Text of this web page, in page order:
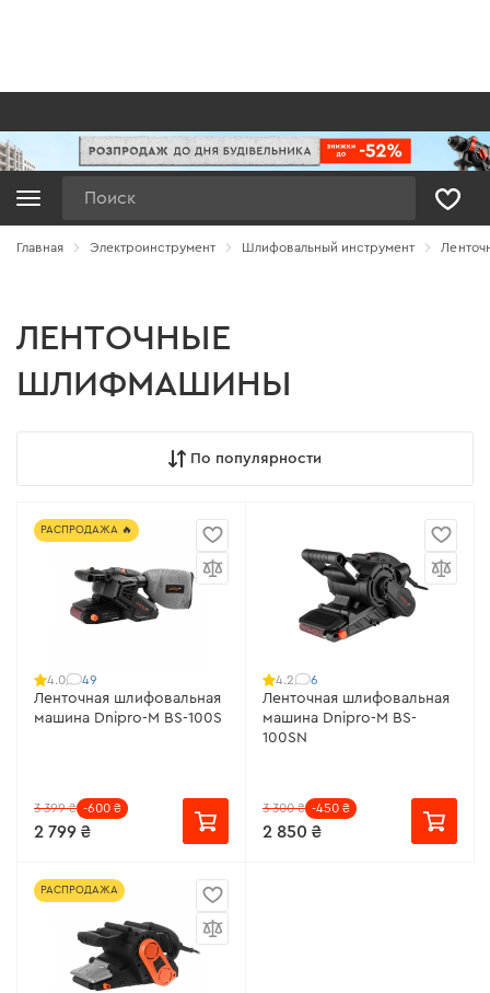
Главная Электроинструмент Шлифовальный инструмент
ЛЕНТОЧНЫЕ
ШЛИФМАШИНЫ
По популярности
РАСПРОДАЖА 🔥
4.0 49
Ленточная шлифовальная
машина Dnipro-M BS-100S
3 399 ₴ -600 ₴
2 799 ₴
4.2 6
Ленточная шлифовальная
машина Dnipro-M BS-
100SN
3 300 ₴ -450 ₴
2 850 ₴
РАСПРОДАЖА